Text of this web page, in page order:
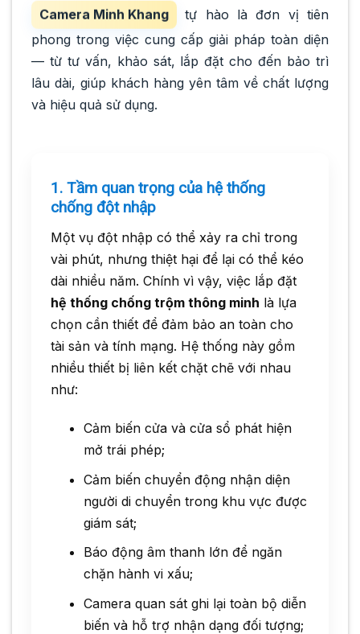
Camera Minh Khang
tự hào là đơn vị tiên
phong trong việc cung cấp giải pháp toàn diện
— từ tư vấn, khảo sát, lắp đặt cho đến bảo trì
lâu dài, giúp khách hàng yên tâm về chất lượng
và hiệu quả sử dụng.
1. Tầm quan trọng của hệ thống
chống đột nhập
Một vụ đột nhập có thể xảy ra chỉ trong
vài phút, nhưng thiệt hại để lại có thể kéo
dài nhiều năm. Chính vì vậy, việc lắp đặt
hệ thống chống trộm thông minh là lựa
chọn cần thiết để đảm bảo an toàn cho
tài sản và tính mạng. Hệ thống này gồm
nhiều thiết bị liên kết chặt chẽ với nhau
như:
Cảm biến cửa và cửa sổ phát hiện
mở trái phép;
Cảm biến chuyển động nhận diện
người di chuyển trong khu vực được
giám sát;
Báo động âm thanh lớn để ngăn
chặn hành vi xấu;
Camera quan sát ghi lại toàn bộ diễn
biến và hỗ trợ nhận dạng đối tượng;